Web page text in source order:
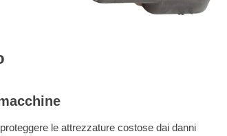
le attrezzature costose dai danni